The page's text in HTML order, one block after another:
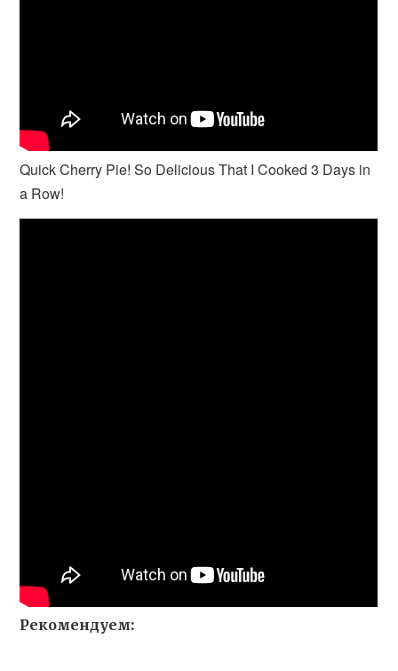
Quick Cherry Pie! So Delicious That I Cooked 3 Days in
a Row!
Рекомендуем: